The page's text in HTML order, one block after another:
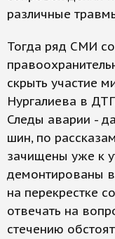
различные
Тогда ряд СМИ
скрыть участие
Нургалиева в
Следы аварии -
шин, по
зачищены уже к
демонтированы
на перекрестке
отвечать на
стечению